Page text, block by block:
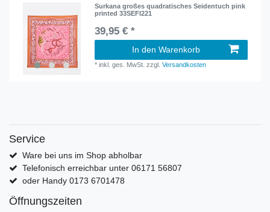
Surkana großes quadratisches Seidentuch pink
printed 33SEFI221
39,95 € *
In den Warenkorb
*inkl. ges. MwSt. zzgl.Versandkosten
Service
Ware bei uns im Shop abholbar
Telefonisch erreichbar unter 06171 56807
oder Handy 0173 6701478
Öffnungszeiten